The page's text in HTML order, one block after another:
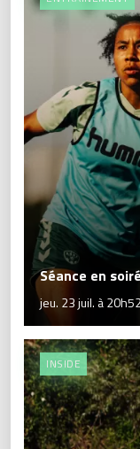
Séance en
jeu. 23 juil. à
INSIDE